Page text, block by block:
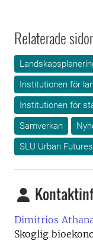
Relaterade
Institutionen för
Institutionen för
Samverkan
SLU Urban Futures
Dimitrios
Skoglig